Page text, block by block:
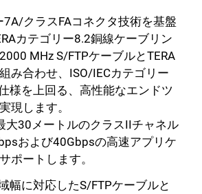
7A/クラスFAコネクタ技術を基盤
カテゴリー8.2銅線ケーブリン
MHz S/FTPケーブルとTERA
み合わせ、ISO/IECカテゴリー
様を上回る、高性能なエンドツ
現します。
大30メートルのクラスIIチャネル
および40Gbpsの高速アプリケ
ポートします。
幅に対応したS/FTPケーブルと